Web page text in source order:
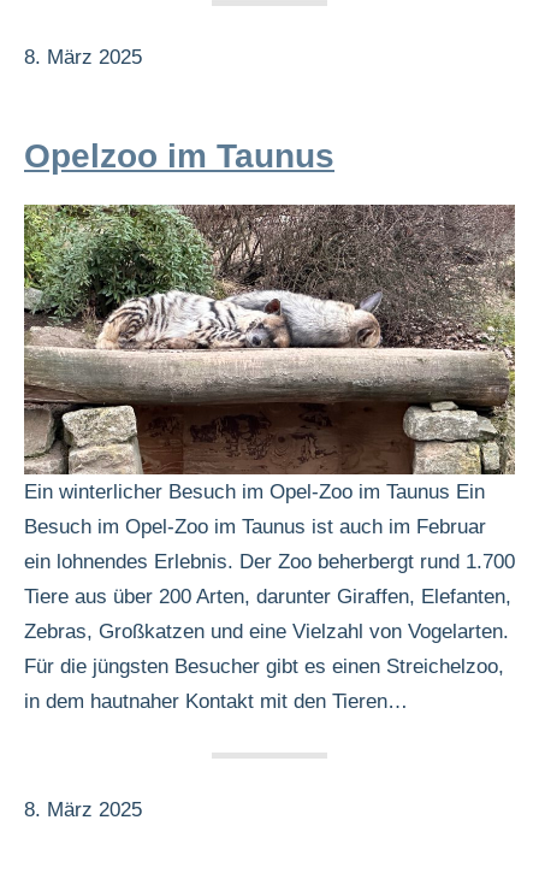
8. März 2025
Opelzoo im Taunus
Ein winterlicher Besuch im Opel-Zoo im Taunus Ein
Besuch im Opel-Zoo im Taunus ist auch im Februar
ein lohnendes Erlebnis. Der Zoo beherbergt rund 1.700
Tiere aus über 200 Arten, darunter Giraffen, Elefanten,
Zebras, Großkatzen und eine Vielzahl von Vogelarten.
Für die jüngsten Besucher gibt es einen Streichelzoo,
in dem hautnaher Kontakt mit den Tieren…
8. März 2025